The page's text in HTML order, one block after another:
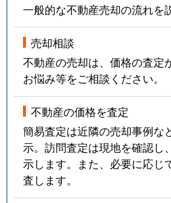
一般的な不動産売却の流れを
売却相談
不動産の売却は、価格の査定
お悩み等をご相談ください。
不動産の価格を査定
簡易査定は近隣の売却事例な
示。訪問査定は現地を確認し
示します。また、必要に応じ
査します。